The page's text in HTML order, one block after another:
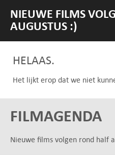
NIEUWE FILMS
AUGUSTUS :)
HELAAS.
Het lijkt erop dat we niet
FILMAGENDA
Nieuwe films volgen rond half